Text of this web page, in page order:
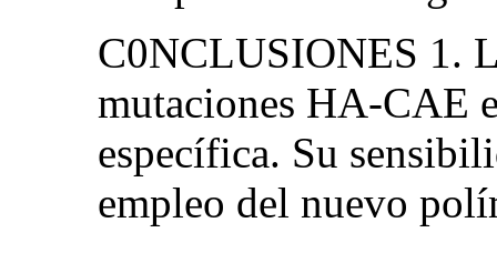
C0NCLUSIONES 1.
mutaciones HA-CAE
específica. Su
empleo del nuevo